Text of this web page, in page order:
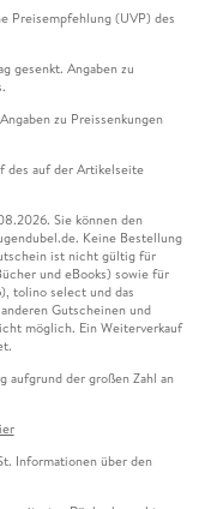
Preisempfehlung (UVP) des
gesenkt. Angaben zu
zu Preissenkungen
des auf der Artikelseite
Sie können den
Keine Bestellung
ist nicht gültig für
und eBooks) sowie für
tolino select und das
Gutscheinen und
möglich. Ein Weiterverkauf
aufgrund der großen Zahl an
Informationen über den